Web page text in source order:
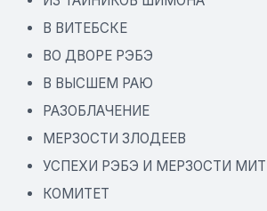
В ВИТЕБСКЕ
ВО ДВОРЕ РЭБЭ
В ВЫСШЕМ РАЮ
РАЗОБЛАЧЕНИЕ
МЕРЗОСТИ ЗЛОДЕЕВ
УСПЕХИ РЭБЭ И МЕРЗОСТИ
КОМИТЕТ